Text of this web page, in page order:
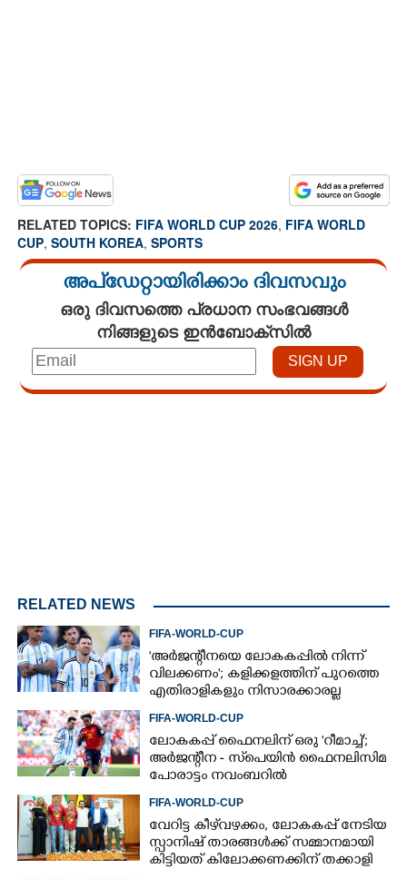
RELATED TOPICS: FIFA WORLD CUP 2026, FIFA WORLD
CUP, SOUTH KOREA, SPORTS
അപ്ഡേറ്റായിരിക്കാം ദിവസവും
ഒരു ദിവസത്തെ പ്രധാന സംഭവങ്ങൾ
നിങ്ങളുടെ ഇൻബോക്സിൽ
RELATED NEWS
FIFA-WORLD-CUP
'അർജന്റീനയെ ലോകകപ്പിൽ നിന്ന്
വിലക്കണം'; കളിക്കളത്തിന് പുറത്തെ
എതിരാളികളും നിസാരക്കാരല്ല
FIFA-WORLD-CUP
ലോകകപ്പ് ഫൈനലിന് ഒരു 'റീമാച്ച്';
അര്‍ജന്റീന - സ്‌പെയിന്‍ ഫൈനലിസിമ
പോരാട്ടം നവംബറില്‍
FIFA-WORLD-CUP
വേറിട്ട കീഴ്‌‌വഴക്കം,​ ലോകകപ്പ് നേടിയ
സ്പാനിഷ് താരങ്ങൾക്ക് സമ്മാനമായി
കിട്ടിയത് കിലോക്കണക്കിന് തക്കാളി